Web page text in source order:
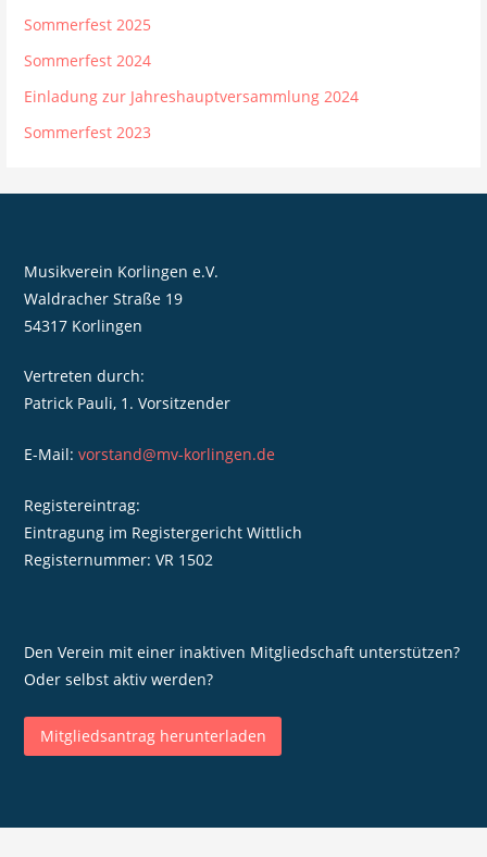
Sommerfest 2025
Sommerfest 2024
Einladung zur Jahreshauptversammlung 2024
Sommerfest 2023
Musikverein Korlingen e.V.
Waldracher Straße 19
54317 Korlingen
Vertreten durch:
Patrick Pauli, 1. Vorsitzender
E-Mail:vorstand@mv-korlingen.de
Registereintrag:
Eintragung im Registergericht Wittlich
Registernummer: VR 1502
Den Verein mit einer inaktiven Mitgliedschaft unterstützen?
Oder selbst aktiv werden?
Mitgliedsantrag herunterladen